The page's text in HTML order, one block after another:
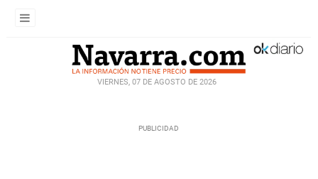
VIERNES, 07 DE AGOSTO DE 2026